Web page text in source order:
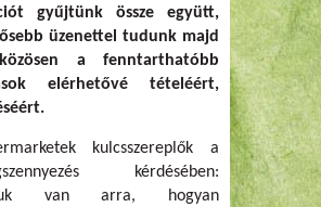
gyűjtünk össze együtt,
üzenettel tudunk majd
a fenntarthatóbb
elérhetővé tételéért,
kulcsszereplők a
kérdésében:
van arra, hogyan